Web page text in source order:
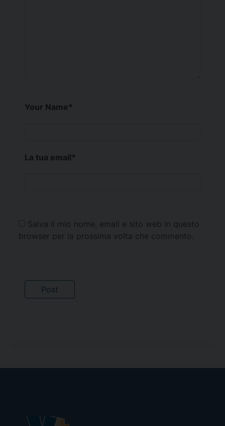
Your Name*
La tua email*
Salva il mio nome, email e sito web in questo
browser per la prossima volta che commento.